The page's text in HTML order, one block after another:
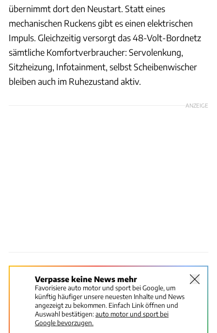
übernimmt dort den Neustart. Statt eines
mechanischen Ruckens gibt es einen elektrischen
Impuls. Gleichzeitig versorgt das 48-Volt-Bordnetz
sämtliche Komfortverbraucher: Servolenkung,
Sitzheizung, Infotainment, selbst Scheibenwischer
bleiben auch im Ruhezustand aktiv.
ANZEIGE
Verpasse keine News mehr
Favorisiere auto motor und sport bei Google, um
künftig häufiger unsere neuesten Inhalte und News
angezeigt zu bekommen. Einfach Link öffnen und
Auswahl bestätigen:auto motor und sport bei
Google bevorzugen.